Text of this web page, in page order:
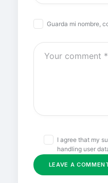
Guarda mi nombre,
I agree that my
handling user